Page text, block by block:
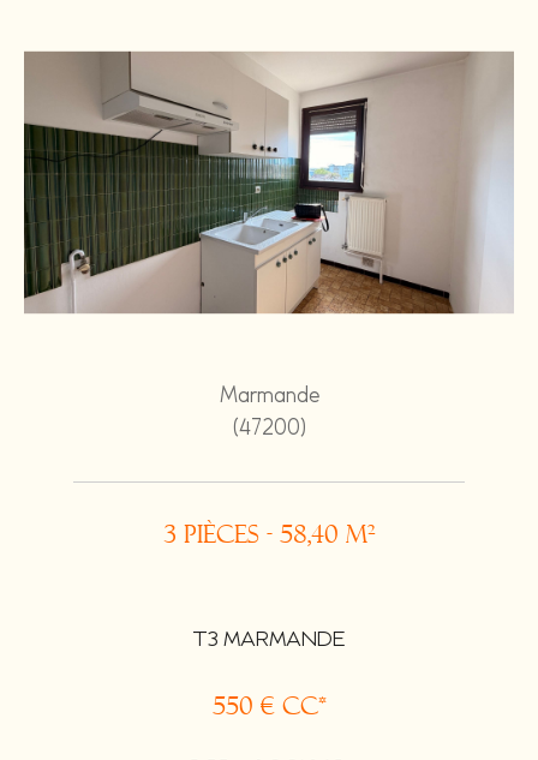
Marmande
(47200)
3 pièces - 58,40 m²
T3 MARMANDE
550 € CC*